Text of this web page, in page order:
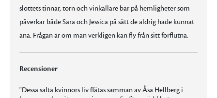
slottets tinnar, torn och vinkällare bär på hemligheter som
påverkar både Sara och Jessica på sätt de aldrig hade kunnat
ana. Frågan är om man verkligen kan fly från sitt förflutna.
Recensioner
"Dessa salta kvinnors liv flätas samman av Åsa Hellberg i